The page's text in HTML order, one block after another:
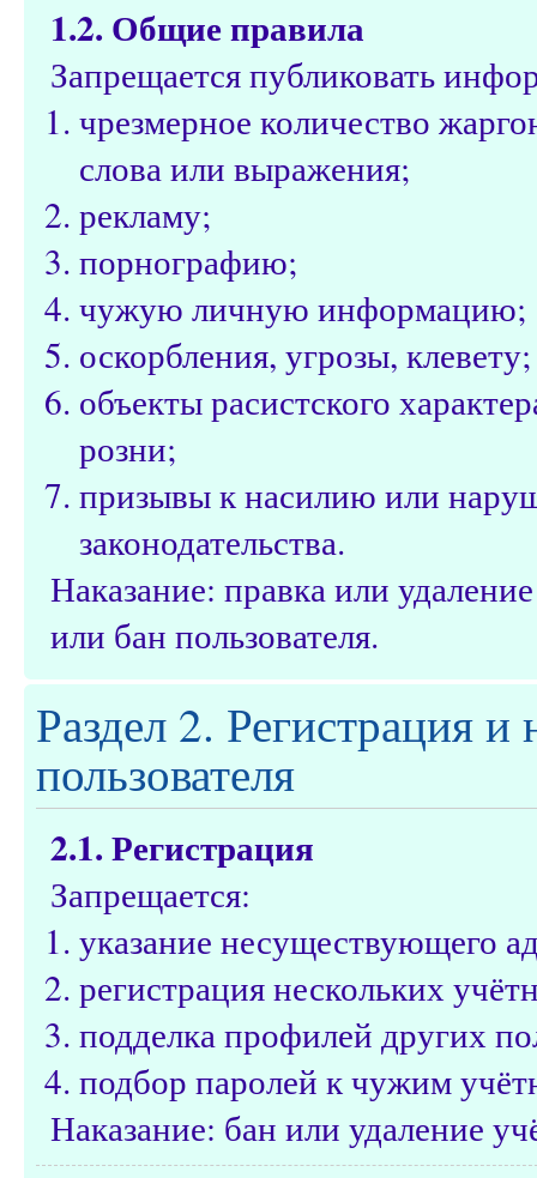
1.2. Общие правила
Запрещается публиковать
чрезмерное количество
слова или выражения;
рекламу;
порнографию;
чужую личную информацию;
оскорбления, угрозы, клевету;
объекты расистского
розни;
призывы к насилию или
законодательства.
Наказание: правка или
или бан пользователя.
Раздел 2. Регистрация
пользователя
2.1. Регистрация
Запрещается:
указание несуществующего
регистрация нескольких
подделка профилей других
подбор паролей к чужим
Наказание: бан или удаление